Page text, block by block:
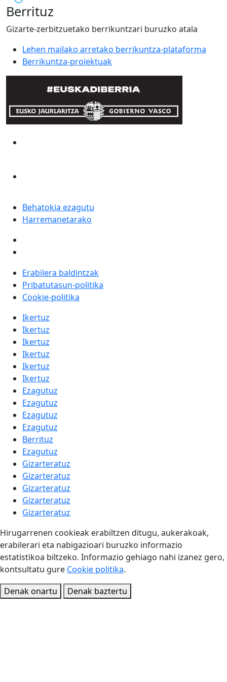
Berrituz
Gizarte-zerbitzuetako berrikuntzari buruzko atala
Lehen mailako arretako berrikuntza-plataforma
Berrikuntza-proiektuak
Behatokia ezagutu
Harremanetarako
Erabilera baldintzak
Pribatutasun-politika
Cookie-politika
Ikertuz
Ikertuz
Ikertuz
Ikertuz
Ikertuz
Ikertuz
Ezagutuz
Ezagutuz
Ezagutuz
Ezagutuz
Berrituz
Ezagutuz
Gizarteratuz
Gizarteratuz
Gizarteratuz
Gizarteratuz
Gizarteratuz
Hirugarrenen cookieak erabiltzen ditugu, aukerakoak,
erabilerari eta nabigazioari buruzko informazio
estatistikoa biltzeko. Informazio gehiago nahi izanez gero,
kontsultatu gure Cookie politika.
Denak onartu
Denak baztertu